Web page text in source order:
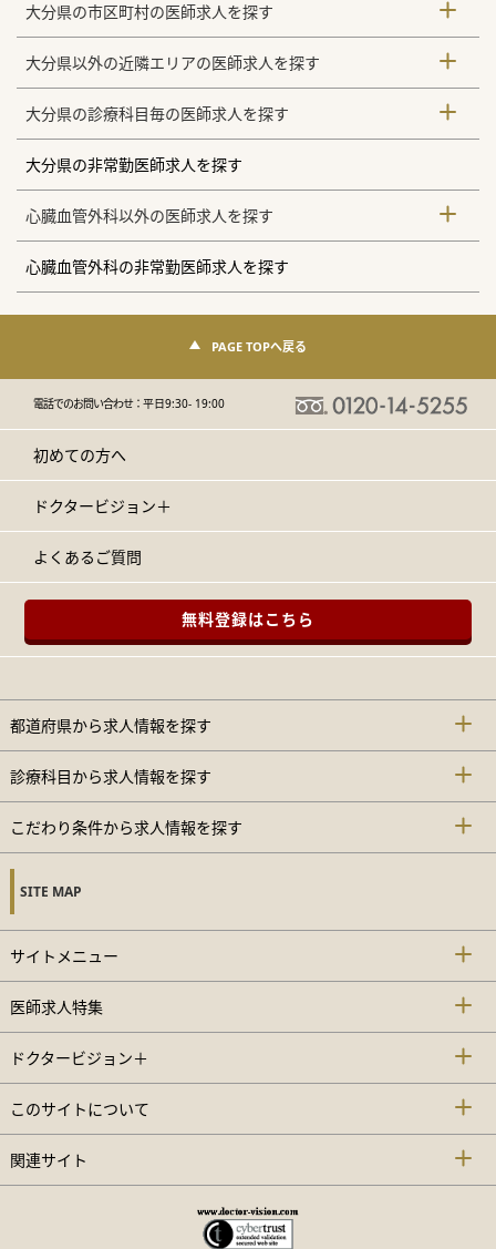
大分県の市区町村の医師求人を探す
大分県以外の近隣エリアの医師求人を探す
大分県の診療科目毎の医師求人を探す
大分県の非常勤医師求人を探す
心臓血管外科以外の医師求人を探す
心臓血管外科の非常勤医師求人を探す
PAGE TOPへ戻る
電話でのお問い合わせ：平日9:30- 19:00
初めての方へ
ドクタービジョン＋
よくあるご質問
無料登録はこちら
都道府県から求人情報を探す
診療科目から求人情報を探す
こだわり条件から求人情報を探す
SITE MAP
サイトメニュー
医師求人特集
ドクタービジョン＋
このサイトについて
関連サイト